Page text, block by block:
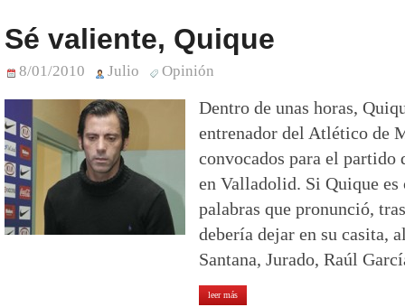
Sé valiente, Quique
8/01/2010 Julio Opinión
Dentro de unas horas,
entrenador del Atlético de
convocados para el
en Valladolid. Si Quique es
palabras que pronunció,
debería dejar en su casita,
Santana, Jurado, Raúl
leer más